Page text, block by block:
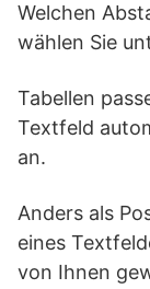
Welchen
wählen Sie
Tabellen
Textfeld
an.
Anders als
eines
von Ihnen